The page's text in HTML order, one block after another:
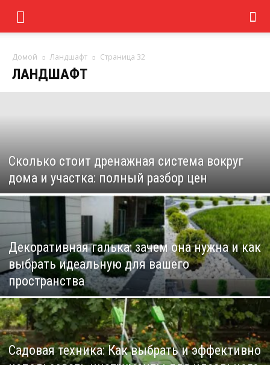
Домой Ландшафт Страница 32
ЛАНДШАФТ
Сколько стоит дренажная система вокруг
дома и участка: полный разбор цен
Декоративная галька: зачем она нужна и как
выбрать идеальную для вашего
пространства
Садовая техника: Как выбрать и эффективно